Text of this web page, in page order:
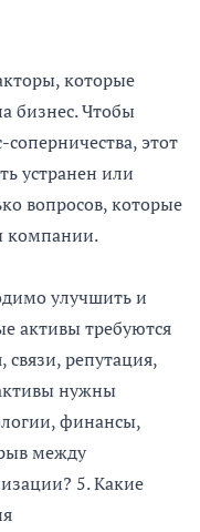
которые
бизнес. Чтобы
этот
устранен или
вопросов, которые
компании.
улучшить и
активы требуются
репутация,
нужны
финансы,
между
5. Какие